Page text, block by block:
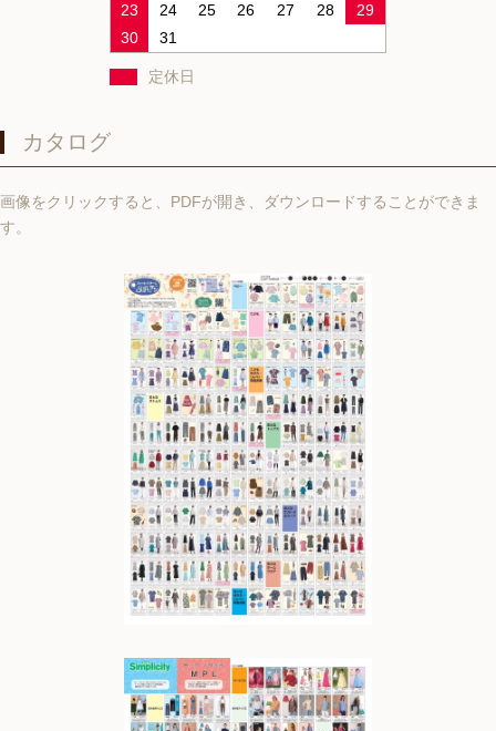
23
24 25 26 27 28
29
30
31
定休日
カタログ
画像をクリックすると、PDFが開き、ダウンロードすることができま
す。